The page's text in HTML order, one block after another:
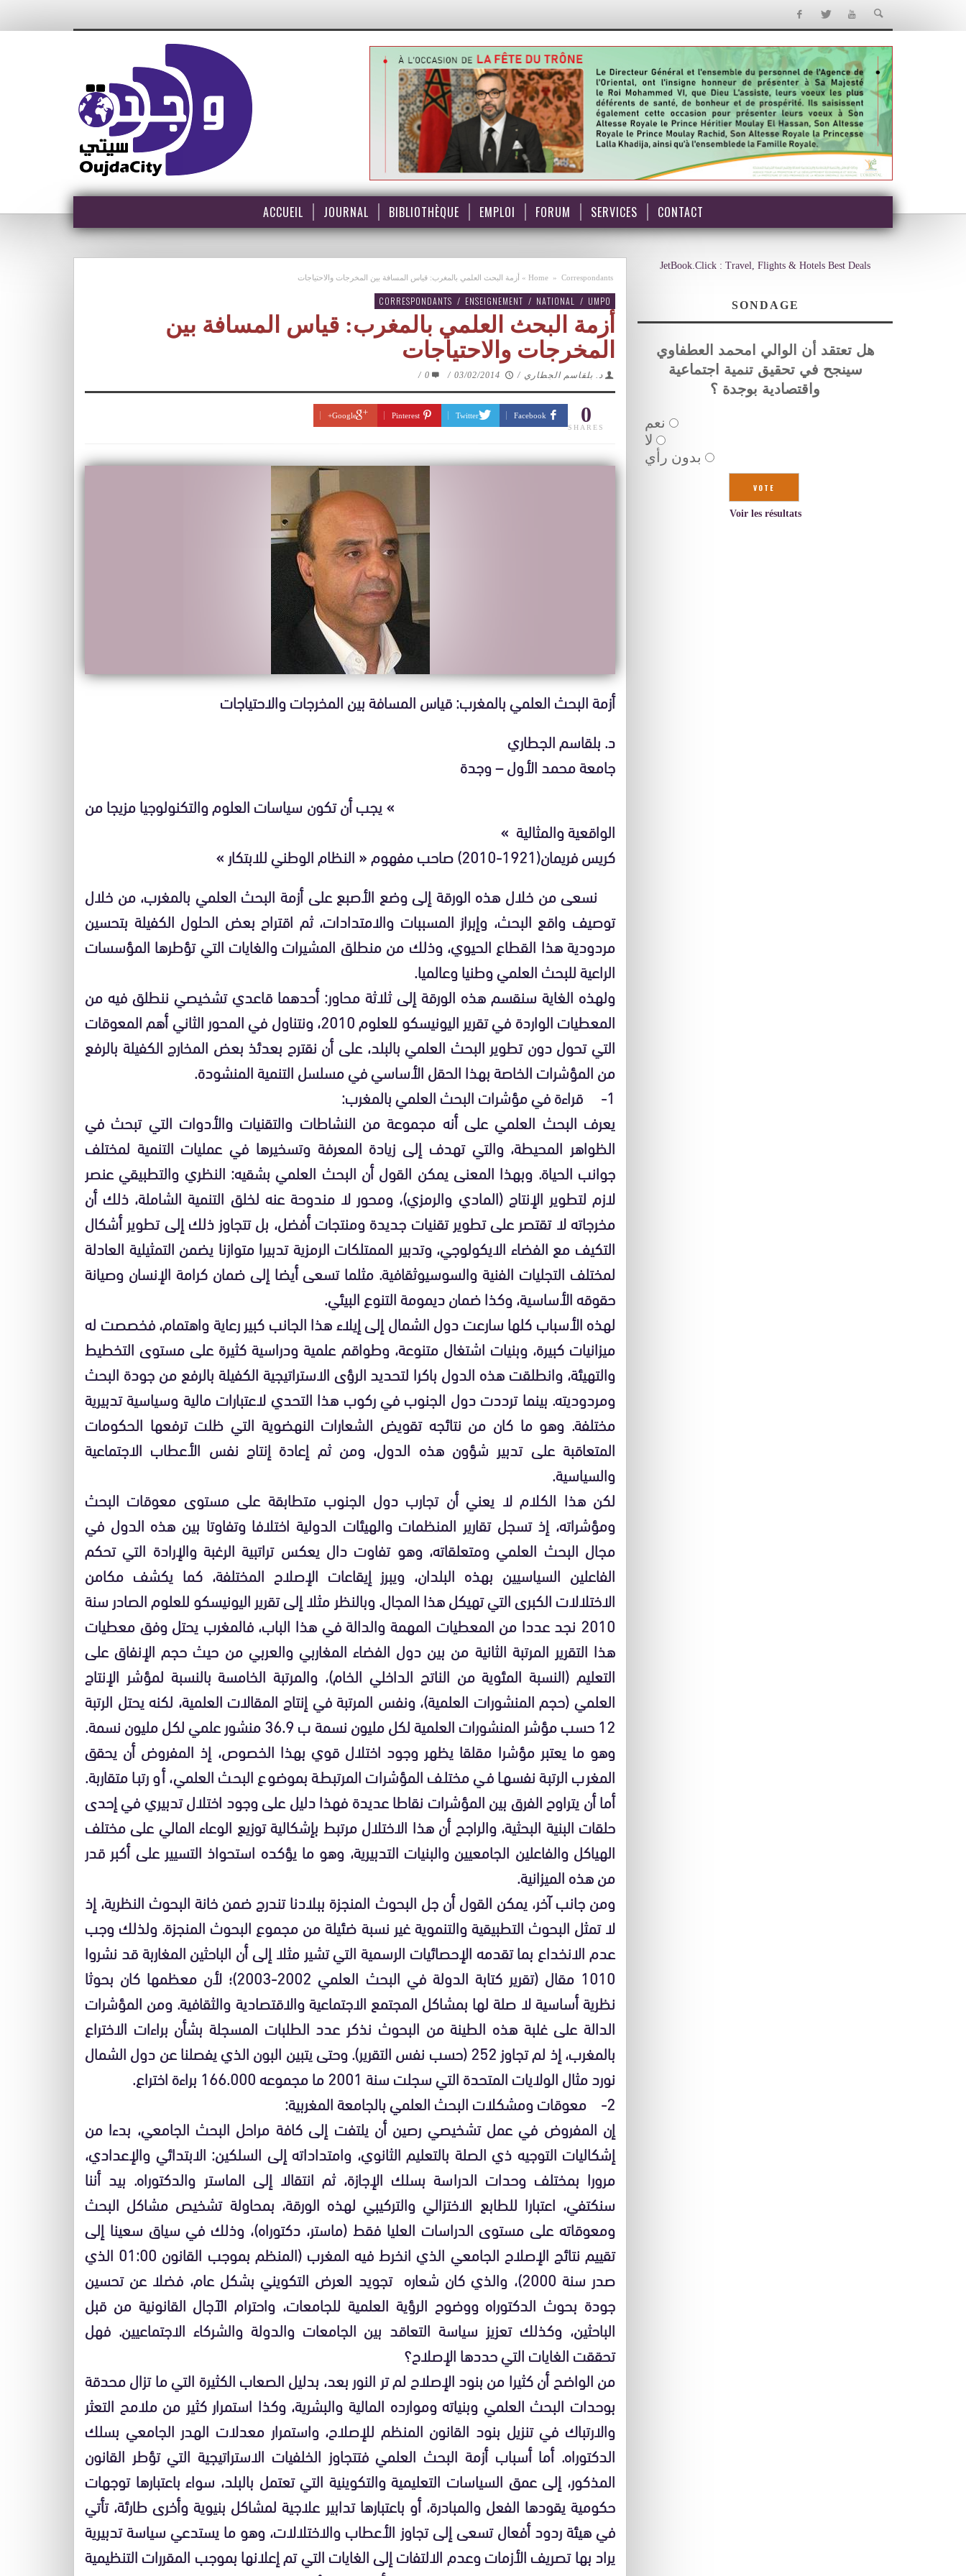
ACCUEIL JOURNAL BIBLIOTHÈQUE EMPLOI FORUM SERVICES CONTACT
Home » Correspondants
» أزمة البحث العلمي بالمغرب: قياس المسافة بين المخرجات والاحتياجات
CORRESPONDANTS / ENSEIGNEMENT / NATIONAL / UMPO
أزمة البحث العلمي بالمغرب: قياس المسافة بين
المخرجات والاحتياجات
د. بلقاسم الجطاري /
03/02/2014
/
0
/
0
SHARES
Facebook
Twitter
Pinterest
Google+
أزمة البحث العلمي بالمغرب: قياس المسافة بين المخرجات والاحتياجات
د. بلقاسم الجطاري
جامعة محمد الأول – وجدة
» يجب أن تكون سياسات العلوم والتكنولوجيا مزيجا من
الواقعية والمثالية »
كريس فريمان(1921-2010) صاحب مفهوم « النظام الوطني للابتكار »
نسعى من خلال هذه الورقة إلى وضع الأصبع على أزمة البحث العلمي بالمغرب، من خلال
توصيف واقع البحث، وإبراز المسببات والامتدادات، ثم اقتراح بعض الحلول الكفيلة بتحسين
مردودية هذا القطاع الحيوي، وذلك من منطلق المشيرات والغايات التي تؤطرها المؤسسات
الراعية للبحث العلمي وطنيا وعالميا.
ولهذه الغاية سنقسم هذه الورقة إلى ثلاثة محاور: أحدهما قاعدي تشخيصي ننطلق فيه من
المعطيات الواردة في تقرير اليونيسكو للعلوم 2010، ونتناول في المحور الثاني أهم المعوقات
التي تحول دون تطوير البحث العلمي بالبلد، على أن نقترح بعدئذ بعض المخارج الكفيلة بالرفع
من المؤشرات الخاصة بهذا الحقل الأساسي في مسلسل التنمية المنشودة.
1- قراءة في مؤشرات البحث العلمي بالمغرب:
يعرف البحث العلمي على أنه مجموعة من النشاطات والتقنيات والأدوات التي تبحث في
الظواهر المحيطة، والتي تهدف إلى زيادة المعرفة وتسخيرها في عمليات التنمية لمختلف
جوانب الحياة. وبهذا المعنى يمكن القول أن البحث العلمي بشقيه: النظري والتطبيقي عنصر
لازم لتطوير الإنتاج (المادي والرمزي)، ومحور لا مندوحة عنه لخلق التنمية الشاملة، ذلك أن
مخرجاته لا تقتصر على تطوير تقنيات جديدة ومنتجات أفضل، بل تتجاوز ذلك إلى تطوير أشكال
التكيف مع الفضاء الايكولوجي، وتدبير الممتلكات الرمزية تدبيرا متوازنا يضمن التمثيلية العادلة
لمختلف التجليات الفنية والسوسيوثقافية. مثلما تسعى أيضا إلى ضمان كرامة الإنسان وصيانة
حقوقه الأساسية، وكذا ضمان ديمومة التنوع البيئي.
لهذه الأسباب كلها سارعت دول الشمال إلى إيلاء هذا الجانب كبير رعاية واهتمام، فخصصت له
ميزانيات كبيرة، وبنيات اشتغال متنوعة، وطواقم علمية ودراسية كثيرة على مستوى التخطيط
والتهيئة، وانطلقت هذه الدول باكرا لتحديد الرؤى الاستراتيجية الكفيلة بالرفع من جودة البحث
ومردوديته. بينما ترددت دول الجنوب في ركوب هذا التحدي لاعتبارات مالية وسياسية تدبيرية
مختلفة. وهو ما كان من نتائجه تقويض الشعارات النهضوية التي ظلت ترفعها الحكومات
المتعاقبة على تدبير شؤون هذه الدول، ومن ثم إعادة إنتاج نفس الأعطاب الاجتماعية
والسياسية.
لكن هذا الكلام لا يعني أن تجارب دول الجنوب متطابقة على مستوى معوقات البحث
ومؤشراته، إذ تسجل تقارير المنظمات والهيئات الدولية اختلافا وتفاوتا بين هذه الدول في
مجال البحث العلمي ومتعلقاته، وهو تفاوت دال يعكس تراتبية الرغبة والإرادة التي تحكم
الفاعلين السياسيين بهذه البلدان، ويبرز إيقاعات الإصلاح المختلفة، كما يكشف مكامن
الاختلالات الكبرى التي تهيكل هذا المجال. وبالنظر مثلا إلى تقرير اليونيسكو للعلوم الصادر سنة
2010 نجد عددا من المعطيات المهمة والدالة في هذا الباب، فالمغرب يحتل وفق معطيات
هذا التقرير المرتبة الثانية من بين دول الفضاء المغاربي والعربي من حيث حجم الإنفاق على
التعليم (النسبة المئوية من الناتج الداخلي الخام)، والمرتبة الخامسة بالنسبة لمؤشر الإنتاج
العلمي (حجم المنشورات العلمية)، ونفس المرتبة في إنتاج المقالات العلمية، لكنه يحتل الرتبة
12 حسب مؤشر المنشورات العلمية لكل مليون نسمة ب 36.9 منشور علمي لكل مليون نسمة.
وهو ما يعتبر مؤشرا مقلقا يظهر وجود اختلال قوي بهذا الخصوص، إذ المفروض أن يحقق
المغرب الرتبة نفسها في مختلف المؤشرات المرتبطة بموضوع البحث العلمي، أو رتبا متقاربة.
أما أن يتراوح الفرق بين المؤشرات نقاطا عديدة فهذا دليل على وجود اختلال تدبيري في إحدى
حلقات البنية البحثية، والراجح أن هذا الاختلال مرتبط بإشكالية توزيع الوعاء المالي على مختلف
الهياكل والفاعلين الجامعيين والبنيات التدبيرية، وهو ما يؤكده استحواذ التسيير على أكبر قدر
من هذه الميزانية.
ومن جانب آخر، يمكن القول أن جل البحوث المنجزة ببلادنا تندرج ضمن خانة البحوث النظرية، إذ
لا تمثل البحوث التطبيقية والتنموية غير نسبة ضئيلة من مجموع البحوث المنجزة. ولذلك وجب
عدم الانخداع بما تقدمه الإحصائيات الرسمية التي تشير مثلا إلى أن الباحثين المغاربة قد نشروا
1010 مقال (تقرير كتابة الدولة في البحث العلمي 2002-2003)؛ لأن معظمها كان بحوثا
نظرية أساسية لا صلة لها بمشاكل المجتمع الاجتماعية والاقتصادية والثقافية. ومن المؤشرات
الدالة على غلبة هذه الطينة من البحوث نذكر عدد الطلبات المسجلة بشأن براءات الاختراع
بالمغرب، إذ لم تجاوز 252 (حسب نفس التقرير). وحتى يتبين البون الذي يفصلنا عن دول الشمال
نورد مثال الولايات المتحدة التي سجلت سنة 2001 ما مجموعه 166.000 براءة اختراع.
2- معوقات ومشكلات البحث العلمي بالجامعة المغربية:
إن المفروض في عمل تشخيصي رصين أن يلتفت إلى كافة مراحل البحث الجامعي، بدءا من
إشكاليات التوجيه ذي الصلة بالتعليم الثانوي، وامتداداته إلى السلكين: الابتدائي والإعدادي،
مرورا بمختلف وحدات الدراسة بسلك الإجازة، ثم انتقالا إلى الماستر والدكتوراه. بيد أننا
سنكتفي، اعتبارا للطابع الاختزالي والتركيبي لهذه الورقة، بمحاولة تشخيص مشاكل البحث
ومعوقاته على مستوى الدراسات العليا فقط (ماستر، دكتوراه)، وذلك في سياق سعينا إلى
تقييم نتائج الإصلاح الجامعي الذي انخرط فيه المغرب (المنظم بموجب القانون 01:00 الذي
صدر سنة 2000)، والذي كان شعاره تجويد العرض التكويني بشكل عام، فضلا عن تحسين
جودة بحوث الدكتوراه ووضوح الرؤية العلمية للجامعات، واحترام الآجال القانونية من قبل
الباحثين، وكذلك تعزيز سياسة التعاقد بين الجامعات والدولة والشركاء الاجتماعيين. فهل
تحققت الغايات التي حددها الإصلاح؟
من الواضح أن كثيرا من بنود الإصلاح لم تر النور بعد، بدليل الصعاب الكثيرة التي ما تزال محدقة
بوحدات البحث العلمي وبنياته وموارده المالية والبشرية، وكذا استمرار كثير من ملامح التعثر
والارتباك في تنزيل بنود القانون المنظم للإصلاح، واستمرار معدلات الهدر الجامعي بسلك
الدكتوراه. أما أسباب أزمة البحث العلمي فتتجاوز الخلفيات الاستراتيجية التي تؤطر القانون
المذكور، إلى عمق السياسات التعليمية والتكوينية التي تعتمل بالبلد، سواء باعتبارها توجهات
حكومية يقودها الفعل والمبادرة، أو باعتبارها تدابير علاجية لمشاكل بنيوية وأخرى طارئة، تأتي
في هيئة ردود أفعال تسعى إلى تجاوز الأعطاب والاختلالات، وهو ما يستدعي سياسة تدبيرية
يراد بها تصريف الأزمات وعدم الالتفات إلى الغايات التي تم إعلانها بموجب المقررات التنظيمية
JetBook.Click : Travel, Flights & Hotels Best Deals
SONDAGE
هل تعتقد أن الوالي امحمد العطفاوي
سينجح في تحقيق تنمية اجتماعية
واقتصادية بوجدة ؟
نعم
لا
بدون رأي
Voir les résultats